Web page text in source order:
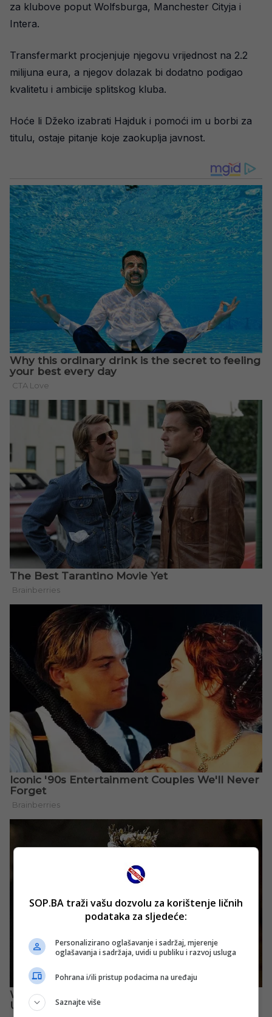
za klubove poput Wolfsburga, Manchester Cityja i
Intera.
Transfermarkt procjenjuje njegovu vrijednost na 2.2
milijuna eura, a njegov dolazak bi dodatno podigao
kvalitetu i ambicije splitskog kluba.
Hoće li Džeko izabrati Hajduk i pomoći im u borbi za
titulu, ostaje pitanje koje zaokuplja javnost.
SOP.BA traži vašu dozvolu za korištenje ličnih
podataka za sljedeće:
Personalizirano oglašavanje i sadržaj, mjerenje
oglašavanja i sadržaja, uvidi u publiku i razvoj usluga
Pohrana i/ili pristup podacima na uređaju
Saznajte više